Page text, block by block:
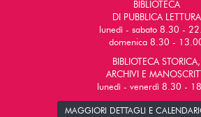
BIBLIOTECA
DI PUBBLICA LETTURA
lunedì - sabato 8.30 -
domenica 8.30 -
BIBLIOTECA STORICA,
ARCHIVI E
lunedì - venerdì 8.30 -
MAGGIORI DETTAGLI E